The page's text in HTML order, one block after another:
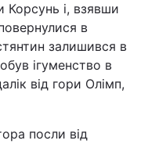
Корсунь і, взявши
в
залишився в
ігуменство в
від гори Олімп,
посли від